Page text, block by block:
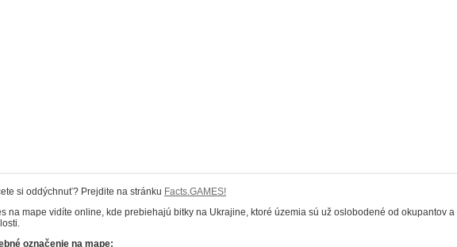
si oddýchnuť? Prejdite na stránku Facts.GAMES!
na mape vidíte online, kde prebiehajú bitky na Ukrajine, ktoré územia sú už oslobodené od okupantov
označenie na mape: